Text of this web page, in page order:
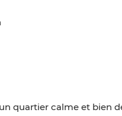
quartier calme et bien